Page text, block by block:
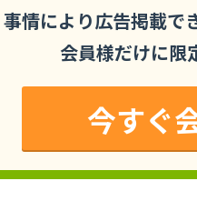
事情により広告掲載で
会員様だけに限
今すぐ